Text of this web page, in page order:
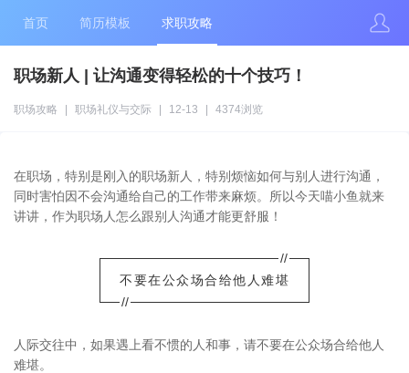
首页 简历模板 求职攻略
职场新人 | 让沟通变得轻松的十个技巧！
职场攻略 职场礼仪与交际 12-13 4374浏览
在职场，特别是刚入的职场新人，特别烦恼如何与别人进行沟通，
同时害怕因不会沟通给自己的工作带来麻烦。所以今天喵小鱼就来
讲讲，作为职场人怎么跟别人沟通才能更舒服！
//
不要在公众场合给他人难堪
//
人际交往中，如果遇上看不惯的人和事，请不要在公众场合给他人
难堪。